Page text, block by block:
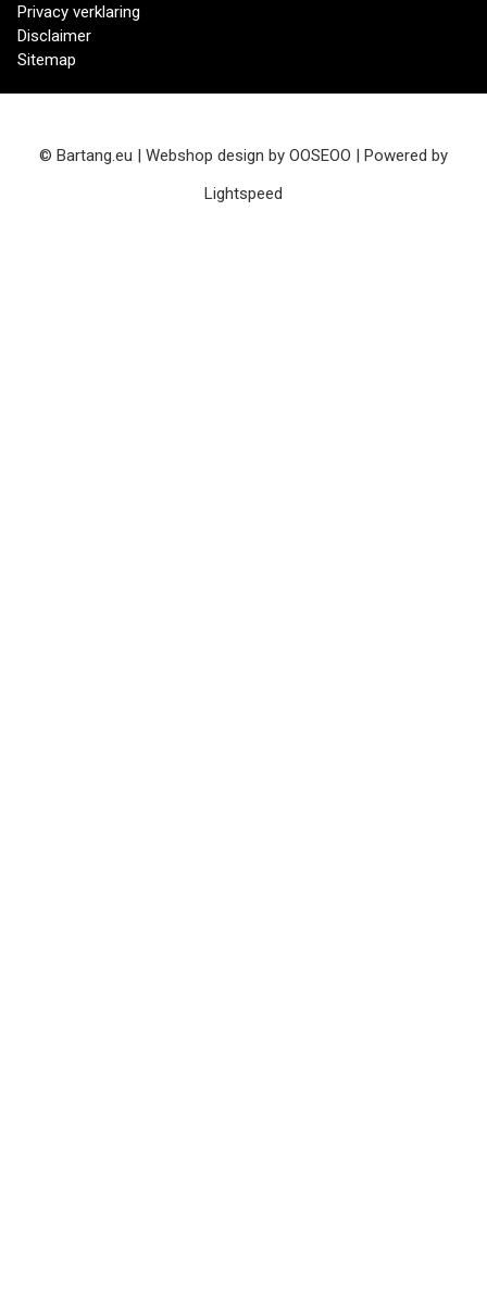
Privacy verklaring
Disclaimer
Sitemap
© Bartang.eu | Webshop design by OOSEOO | Powered by
Lightspeed